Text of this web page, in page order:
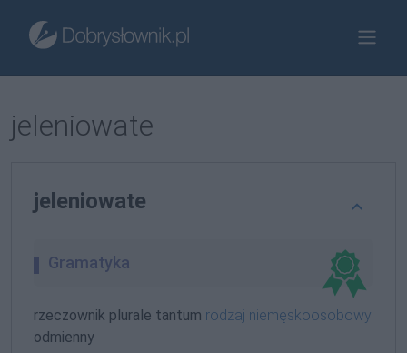
jeleniowate
jeleniowate
Gramatyka
rzeczownik plurale tantum rodzaj niemęskoosobowy
odmienny